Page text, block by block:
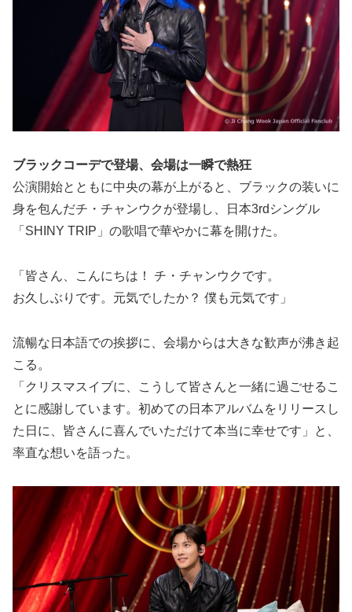
ブラックコーデで登場、会場は一瞬で熱狂
公演開始とともに中央の幕が上がると、ブラックの装いに
身を包んだチ・チャンウクが登場し、日本3rdシングル
「SHINY TRIP」の歌唱で華やかに幕を開けた。
「皆さん、こんにちは！ チ・チャンウクです。
お久しぶりです。元気でしたか？ 僕も元気です」
流暢な日本語での挨拶に、会場からは大きな歓声が沸き起
こる。
「クリスマスイブに、こうして皆さんと一緒に過ごせるこ
とに感謝しています。初めての日本アルバムをリリースし
た日に、皆さんに喜んでいただけて本当に幸せです」と、
率直な想いを語った。